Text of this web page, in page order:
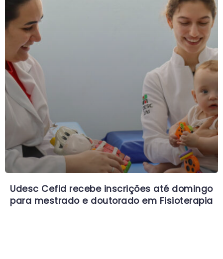
Udesc Cefid recebe inscrições até domingo
para mestrado e doutorado em Fisioterapia